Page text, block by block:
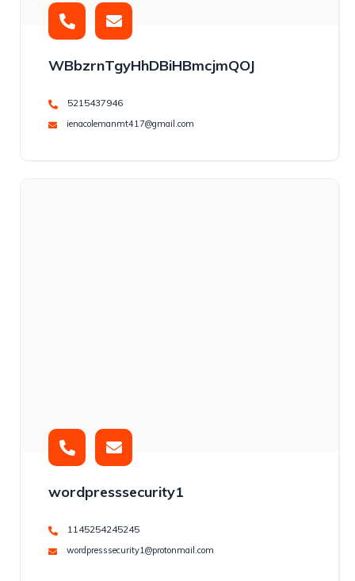
WBbzrnTgyHhDBiHBmcjmQOJ
5215437946
ienacolemanmt417@gmail.com
wordpresssecurity1
1145254245245
wordpresssecurity1@protonmail.com